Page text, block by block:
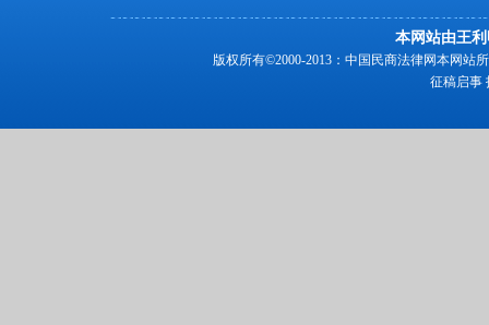
本网站由王
版权所有©2000-2013：中国民商法律网本网站
征稿启事